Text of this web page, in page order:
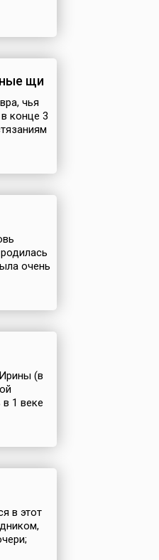
щи
чья
конце 3
очень
(в
1 веке
в этот